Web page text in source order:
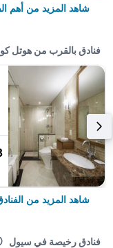
شاهد المزيد من أهم
فنادق بالقرب من هوتل
شاهد المزيد من
فنادق رخيصة في سيول